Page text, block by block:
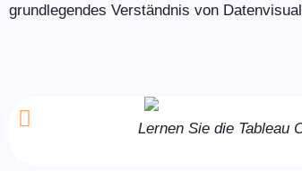
grundlegendes Verständnis von
Lernen Sie die Tableau